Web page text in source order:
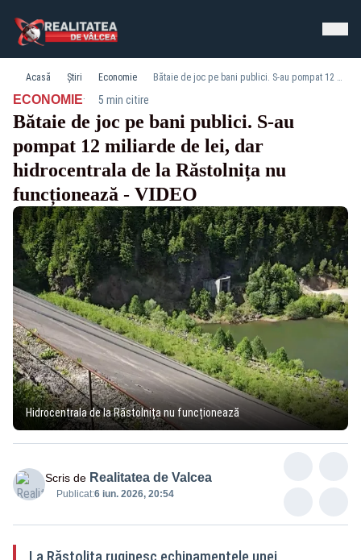
Acasă Știri Economie Bătaie de joc pe bani publici. S-au pompat 12 miliarde de lei, dar hidrocentrala de la Răstolnița nu funcționează - VIDEO
ECONOMIE· 5 min citire
Bătaie de joc pe bani publici. S-au
pompat 12 miliarde de lei, dar
hidrocentrala de la Răstolnița nu
funcționează - VIDEO
Hidrocentrala de la Răstolnița nu funcționează
Scris de Realitatea de Valcea
Publicat:6 iun. 2026, 20:54
La Răstolița ruginesc echipamentele unei